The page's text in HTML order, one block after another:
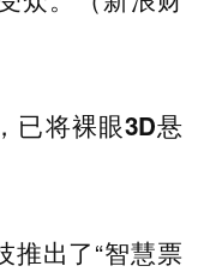
已将裸眼3D悬
推出了“智慧票